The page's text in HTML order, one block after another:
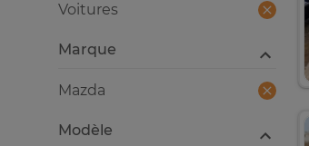
Voitures
Marque
Mazda
Modèle